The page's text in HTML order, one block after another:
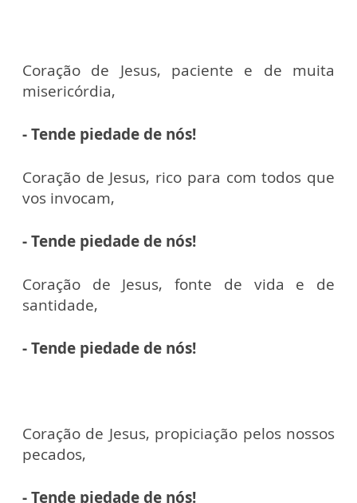
Coração de Jesus, paciente e de muita
misericórdia,
- Tende piedade de nós!
Coração de Jesus, rico para com todos que
vos invocam,
- Tende piedade de nós!
Coração de Jesus, fonte de vida e de
santidade,
- Tende piedade de nós!
Coração de Jesus, propiciação pelos nossos
pecados,
- Tende piedade de nós!